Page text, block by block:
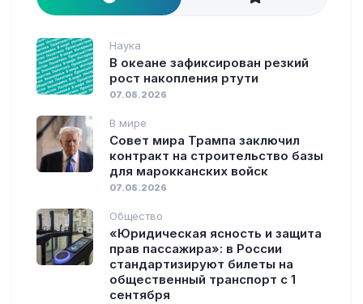
Наука
В океане зафиксирован резкий
рост накопления ртути
07.08.2026
В мире
Совет мира Трампа заключил
контракт на строительство базы
для марокканских войск
07.08.2026
Общество
«Юридическая ясность и защита
прав пассажира»: в России
стандартизируют билеты на
общественный транспорт с 1
сентября